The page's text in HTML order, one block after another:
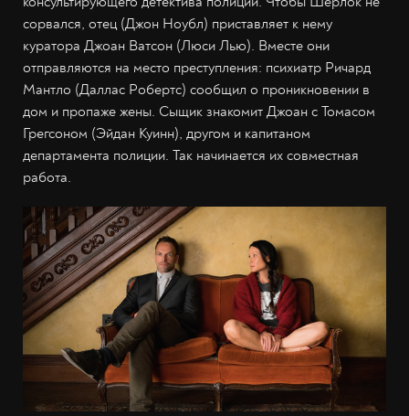
сорвался, отец (Джон Ноубл) приставляет к нему
куратора Джоан Ватсон (Люси Лью). Вместе они
отправляются на место преступления: психиатр Ричард
Мантло (Даллас Робертс) сообщил о проникновении в
дом и пропаже жены. Сыщик знакомит Джоан с Томасом
Грегсоном (Эйдан Куинн), другом и капитаном
департамента полиции. Так начинается их совместная
работа.